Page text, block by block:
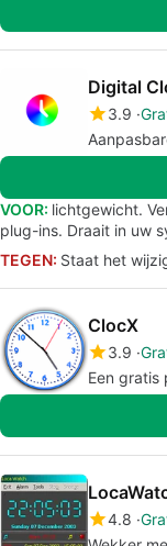
Digital
3.9
VOOR: lichtgewicht.
plug-ins. Draait in uw
TEGEN: Staat het
ClocX
3.9
Een gratis
4.8